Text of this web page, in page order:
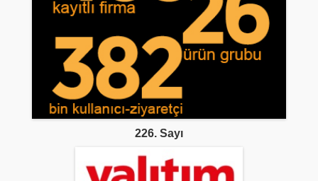
226. Sayı